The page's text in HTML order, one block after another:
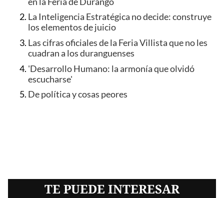
La Inteligencia Estratégica no decide: construye
los elementos de juicio
Las cifras oficiales de la Feria Villista que no les
cuadran a los duranguenses
'Desarrollo Humano: la armonía que olvidó
escucharse'
De política y cosas peores
TE PUEDE INTERESAR